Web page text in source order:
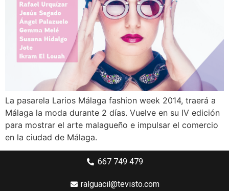
La pasarela Larios Málaga fashion week 2014, traerá a
Málaga la moda durante 2 días. Vuelve en su IV edición
para mostrar el arte malagueño e impulsar el comercio
en la ciudad de Málaga.
667 749 479
ralguacil@tevisto.com